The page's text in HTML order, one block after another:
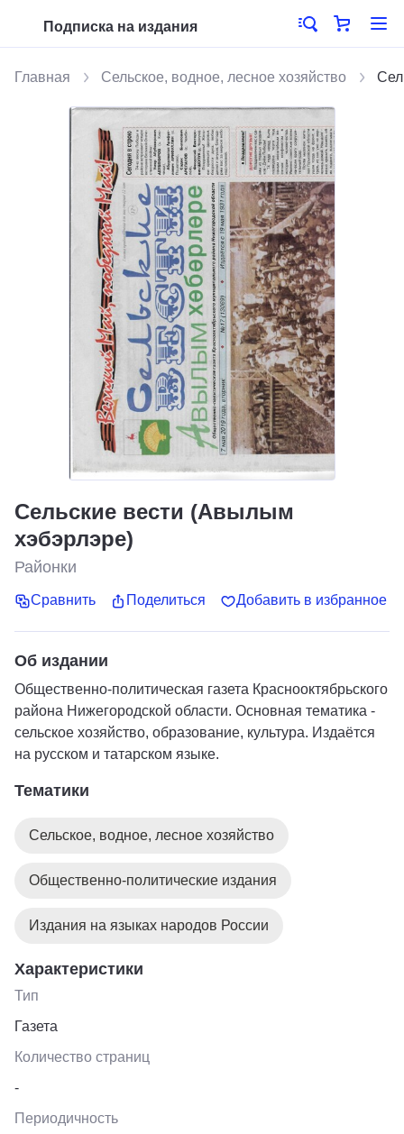
Подписка на издания
Главная Сельское, водное, лесное хозяйство
Сельские вести (Авылым
хэбэрлэре)
Районки
Сравнить Поделиться Добавить в избранное
Об издании
Общественно-политическая газета Краснооктябрьского
района Нижегородской области. Основная тематика -
сельское хозяйство, образование, культура. Издаётся
на русском и татарском языке.
Тематики
Сельское, водное, лесное хозяйство
Общественно-политические издания
Издания на языках народов России
Характеристики
Тип
Газета
Количество страниц
-
Периодичность